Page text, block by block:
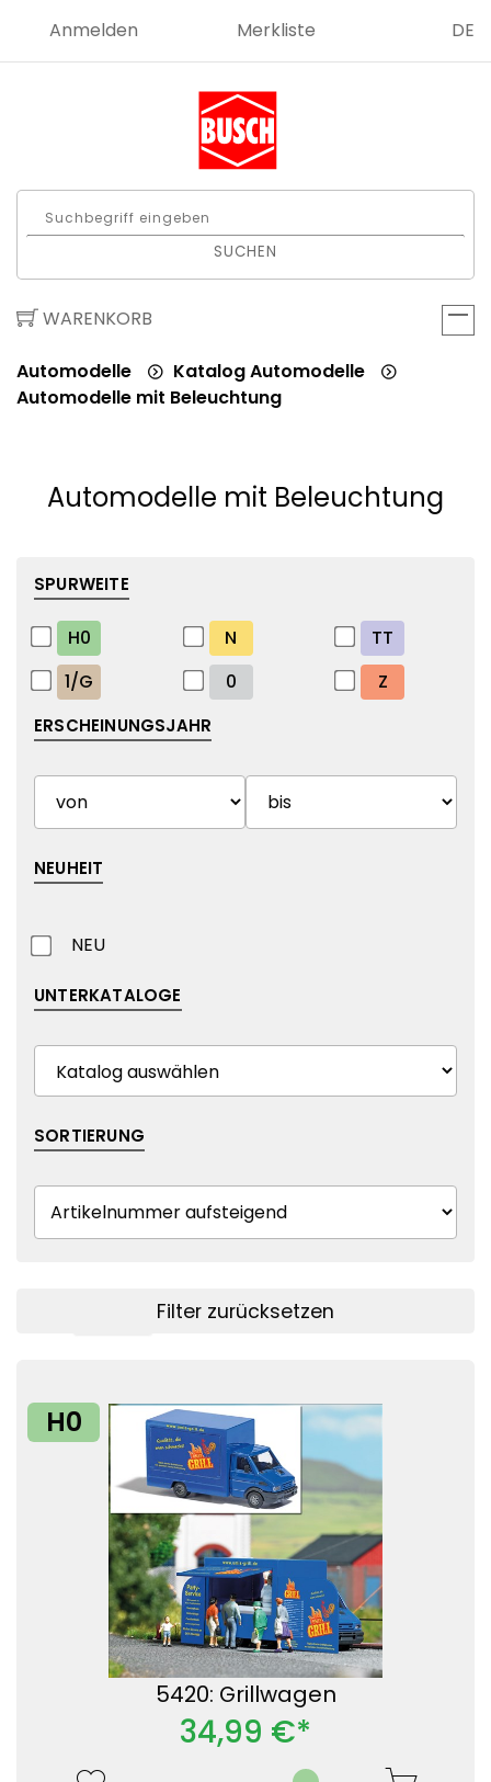
Anmelden Merkliste DE
SUCHEN
WARENKORB
Automodelle
Katalog Automodelle
Automodelle mit Beleuchtung
Automodelle mit Beleuchtung
SPURWEITE
H0 N
TT
1/G
0 Z
ERSCHEINUNGSJAHR
NEUHEIT
NEU
UNTERKATALOGE
SORTIERUNG
Filter anzeigen
Filter zurücksetzen
H0
5420: Grillwagen
34,99 €*